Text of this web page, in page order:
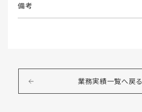
備考
業務実績一覧へ戻る